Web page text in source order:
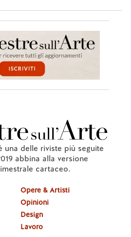
una delle riviste più seguite
abbina alla versione
cartaceo.
Opere & Artisti
Opinioni
Design
Lavoro